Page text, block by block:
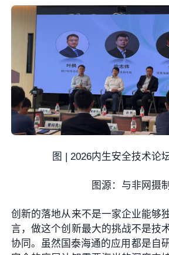
图 | 2026内生安全技术论
图源：与非网摄制
创新的落地从来不是一家企业能够
言，做这个创新最大的挑战不是技
协同。虽然国泰海通的应用都是自